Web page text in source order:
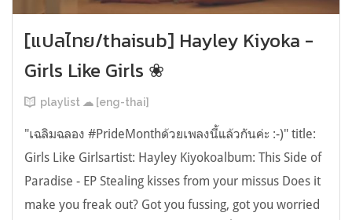
[แปลไทย/thaisub] Hayley Kiyoka -
Girls Like Girls ❀
playlist ☁︎ [eng-thai]
"เฉลิมฉลอง #PrideMonthด้วยเพลงนี้แล้วกันค่ะ :-)" title:
Girls Like Girlsartist: Hayley Kiyokoalbum: This Side of
Paradise - EP Stealing kisses from your missus Does it
make you freak out? Got you fussing, got you worried